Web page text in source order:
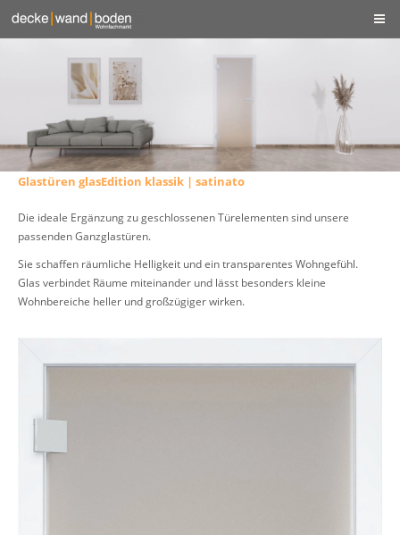
Glastüren glasEdition klassik | satinato
Die ideale Ergänzung zu geschlossenen Türelementen sind unsere
passenden Ganzglastüren.
Sie schaffen räumliche Helligkeit und ein transparentes Wohngefühl.
Glas verbindet Räume miteinander und lässt besonders kleine
Wohnbereiche heller und großzügiger wirken.